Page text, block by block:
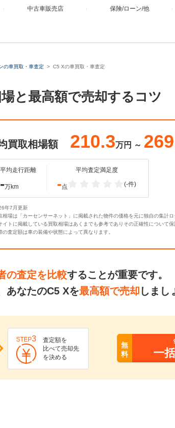
中古車販売店 保険/ローン/他
の車買取・車査定 C5 Xの車買取・車査定
と最高額で売却するコツ
買取相場額 210.3万円 ～
平均走行距離
-万km
平均査定満足度
-点 (-件)
年7月更新
場は「カーセンサーネット」に掲載された物件の価格を元に独自の集計ロ
トに掲載している買取相場はあくまでも参考でありその正確性について保
査定額は車の装備や状態によって異なります。
の査定を比較することが重要です。
あなたのC5 Xを最高額で売却 しまし
STEP3
査定額を
比べて売却先
を決める
無
料
一